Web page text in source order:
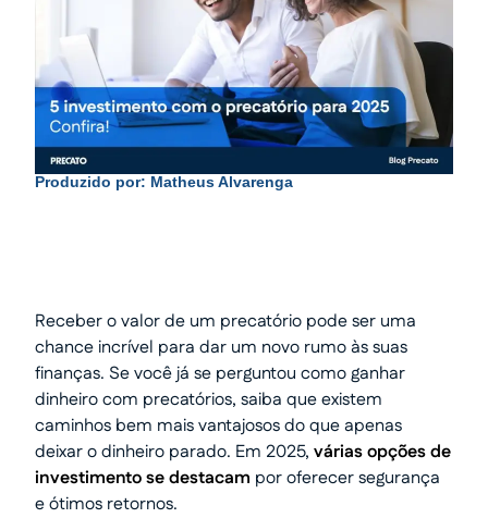
Produzido por: Matheus Alvarenga
Receber o valor de um precatório pode ser uma
chance incrível para dar um novo rumo às suas
finanças. Se você já se perguntou como ganhar
dinheiro com precatórios, saiba que existem
caminhos bem mais vantajosos do que apenas
deixar o dinheiro parado. Em 2025, várias opções de
investimento se destacam por oferecer segurança
e ótimos retornos.